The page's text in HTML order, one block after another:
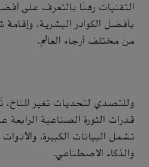
التقنيات رهنًا بالتعرف على أفضل
بأفضل الكوادر البشرية، وإقامة
من مختلف أرجاء العالم.
وللتصدي لتحديات تغير المناخ،
قدرات الثورة الصناعية الرابعة
تشمل البيانات الكبيرة، والأدوات
والذكاء الاصطناعي.